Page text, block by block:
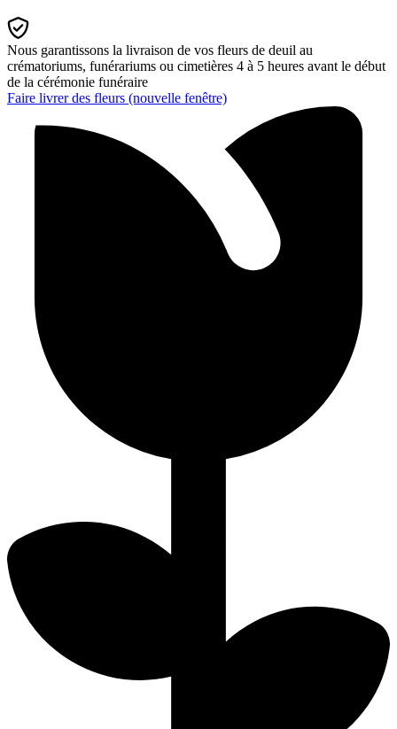
Nous garantissons la livraison de vos fleurs de deuil au
crématoriums, funérariums ou cimetières 4 à 5 heures avant le début
de la cérémonie funéraire
Faire livrer des fleurs (nouvelle fenêtre)